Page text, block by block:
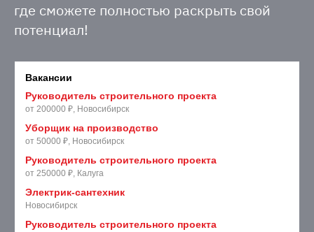
где сможете полностью раскрыть свой
потенциал!
Вакансии
Руководитель строительного проекта
от 200000 ₽, Новосибирск
Уборщик на производство
от 50000 ₽, Новосибирск
Руководитель строительного проекта
от 250000 ₽, Калуга
Электрик-сантехник
Новосибирск
Руководитель строительного проекта